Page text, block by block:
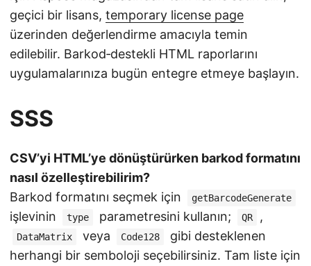
geçici bir lisans, temporary license page
üzerinden değerlendirme amacıyla temin
edilebilir. Barkod‑destekli HTML raporlarını
uygulamalarınıza bugün entegre etmeye başlayın.
SSS
CSV’yi HTML’ye dönüştürürken barkod formatını
nasıl özelleştirebilirim?
Barkod formatını seçmek için
getBarcodeGenerate
işlevinin type parametresini kullanın; QR ,
DataMatrix veya Code128
gibi desteklenen
herhangi bir semboloji seçebilirsiniz. Tam liste için